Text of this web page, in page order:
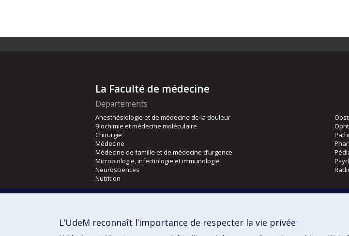
La Faculté de médecine
Départements
Anesthésiologie et de médecine de la douleur
Biochimie et médecine moléculaire
Chirurgie
Médecine
Médecine de famille et de médecine d’urgence
Microbiologie, infectiologie et immunologie
Neurosciences
Nutrition
Orthophonie et audiologie
L’UdeM reconnaît l’importance de respecter la vie privée